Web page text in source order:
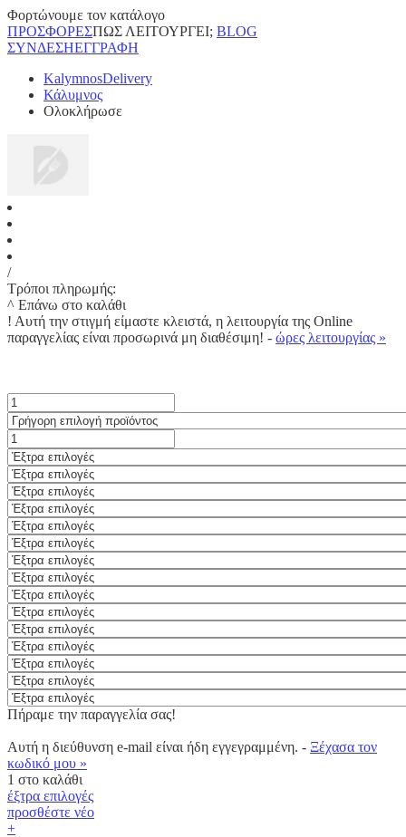
Φορτώνουμε τον κατάλογο
ΠΡΟΣΦΟΡΕΣΠΩΣ ΛΕΙΤΟΥΡΓΕΙ; BLOG
ΣΥΝΔΕΣΗΕΓΓΡΑΦΗ
KalymnosDelivery
Κάλυμνος
Ολοκλήρωσε
/
Τρόποι πληρωμής:
^ Επάνω στο καλάθι
! Αυτή την στιγμή είμαστε κλειστά, η λειτουργία της Online
παραγγελίας είναι προσωρινά μη διαθέσιμη! - ώρες λειτουργίας »
Πήραμε την παραγγελία σας!
Αυτή η διεύθυνση e-mail είναι ήδη εγγεγραμμένη. - Ξέχασα τον
κωδικό μου »
1 στο καλάθι
έξτρα επιλογές
προσθέστε νέο
+